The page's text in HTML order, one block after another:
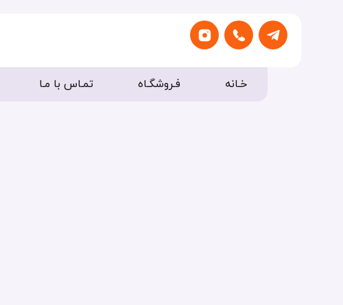
خـانه فـروشگـاه تمـاس با مـا